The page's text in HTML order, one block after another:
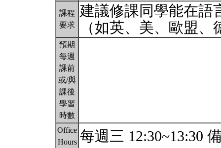
課程
要求
建議修課同學能在語
（如英、美、歐盟
預期
每週
課前
或/與
課後
學習
時數
Office
Hours 每週三 12:30~13:30